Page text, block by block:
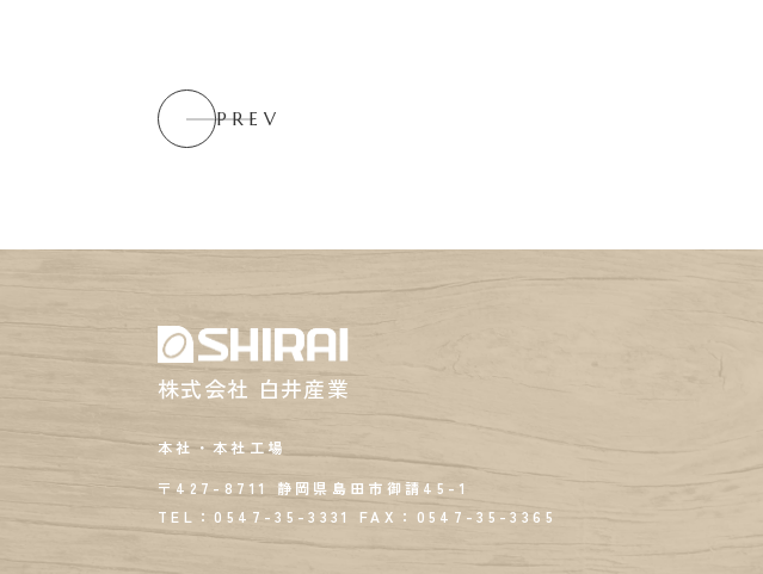
PREV
株式会社 白井産業
本社・本社工場
〒427-8711 静岡県島田市御請45-1
TEL：0547-35-3331
FAX： 0547-35-3365